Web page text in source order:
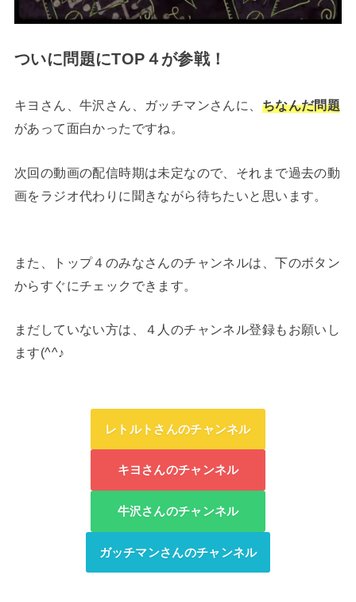
ついに問題にTOP４が参戦！
キヨさん、牛沢さん、ガッチマンさんに、 ちなんだ問題
があって面白かったですね。
次回の動画の配信時期は未定なので、それまで過去の動
画をラジオ代わりに聞きながら待ちたいと思います。
また、トップ４のみなさんのチャンネルは、下のボタン
からすぐにチェックできます。
まだしていない方は、４人のチャンネル登録もお願いし
ます(^^♪
レトルトさんのチャンネル
キヨさんのチャンネル
牛沢さんのチャンネル
ガッチマンさんのチャンネル